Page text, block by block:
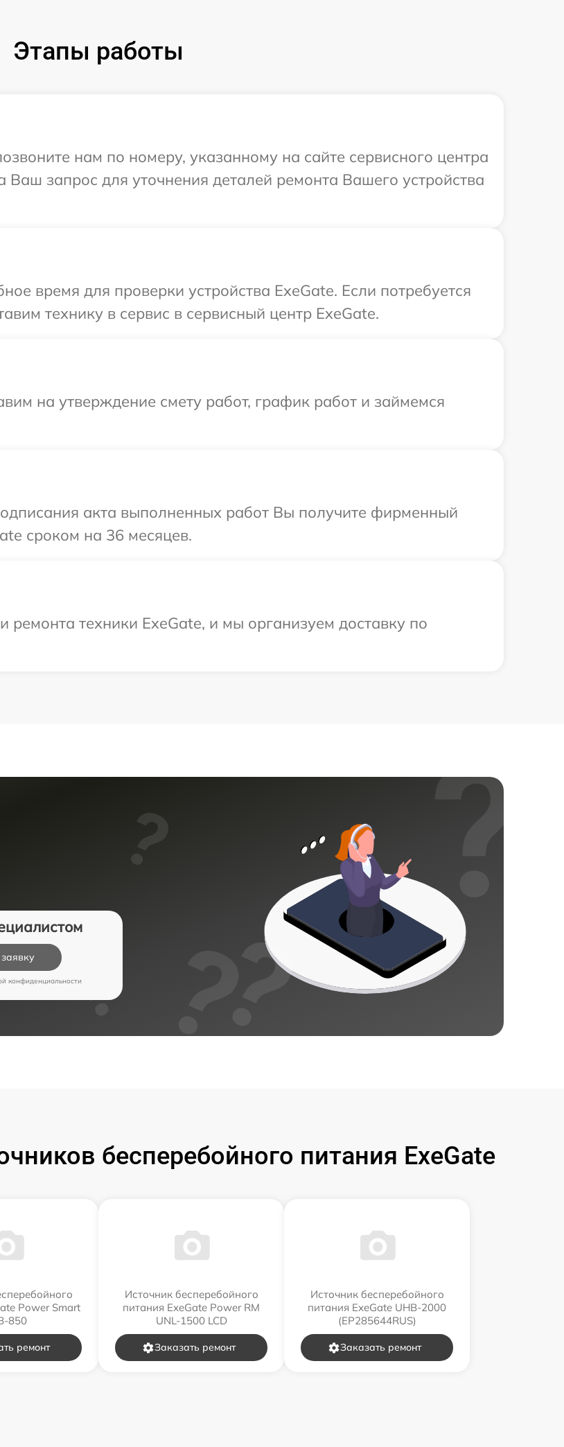
Этапы работы
нам по номеру, указанному на сайте сервисного центра
Ваш запрос для уточнения деталей ремонта Вашего устройства
время для проверки устройства ExeGate. Если потребуется
технику в сервис в сервисный центр ExeGate.
на утверждение смету работ, график работ и займемся
акта выполненных работ Вы получите фирменный
сроком на 36 месяцев.
техники ExeGate, и мы организуем доставку по
конфиденциальности
бесперебойного питания ExeGate
Power Smart
850
ремонт
Источник бесперебойного
питания ExeGate Power RM
UNL-1500 LCD
Заказать ремонт
Источник бесперебойного
питания ExeGate UHB-2000
(EP285644RUS)
Заказать ремонт